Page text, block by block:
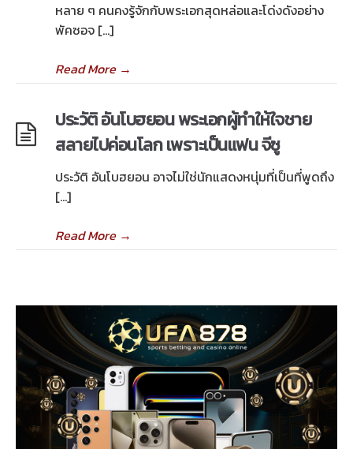
หลาย ๆ คนคงรู้จักกับพระเอกสุดหล่อและโด่งดังอย่าง
พัคซอจ […]
Read More→
ประวัติ อันโบฮยอน พระเอกผู้ทำให้ใจชาย
สลายไปค่อนโลก เพราะเป็นแฟน จีซู
ประวัติ อันโบฮยอน อาจไม่ใช่นักแสดงหนุ่มที่เป็นที่พูดถึง
[…]
Read More→